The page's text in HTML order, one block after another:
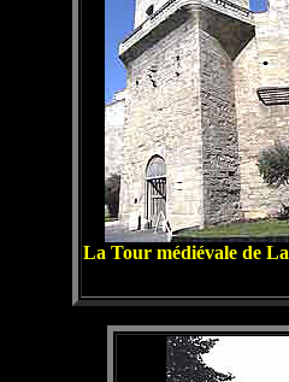
La Tour médiévale de